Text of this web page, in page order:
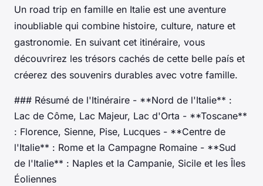
Un road trip en famille en Italie est une aventure
inoubliable qui combine histoire, culture, nature et
gastronomie. En suivant cet itinéraire, vous
découvrirez les trésors cachés de cette belle país et
créerez des souvenirs durables avec votre famille.
### Résumé de l'Itinéraire - **Nord de l'Italie** :
Lac de Côme, Lac Majeur, Lac d'Orta - **Toscane**
: Florence, Sienne, Pise, Lucques - **Centre de
l'Italie** : Rome et la Campagne Romaine - **Sud
de l'Italie** : Naples et la Campanie, Sicile et les Îles
Éoliennes